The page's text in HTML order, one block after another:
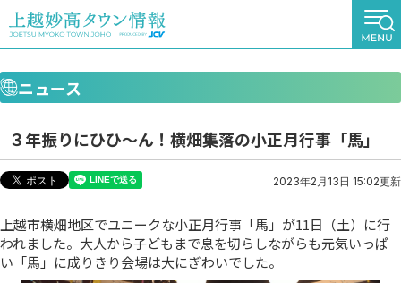
ニュース
３年振りにひひ～ん！横畑集落の小正月行事「馬」
2023年2月13日 15:02更新
上越市横畑地区でユニークな小正月行事「馬」が11日（土）に行
われました。大人から子どもまで息を切らしながらも元気いっぱ
い「馬」に成りきり会場は大にぎわいでした。